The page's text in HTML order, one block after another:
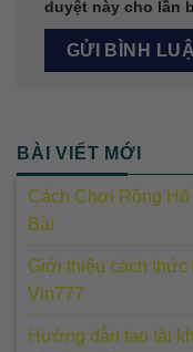
duyệt này cho lần
BÀI VIẾT MỚI
Cách Chơi Rồng
Bài
Giới thiệu cách thức
Vin777
Hướng dẫn tạo tài